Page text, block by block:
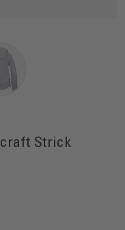
View larger image
Strick